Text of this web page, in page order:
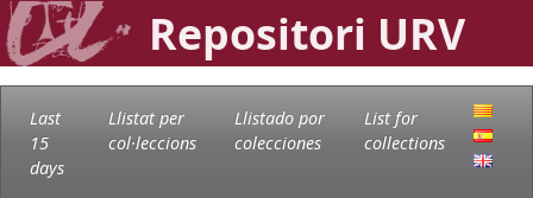
Repositori URV
Last
15
days
Llistat per
col·leccions
Llistado por
colecciones
List for
collections